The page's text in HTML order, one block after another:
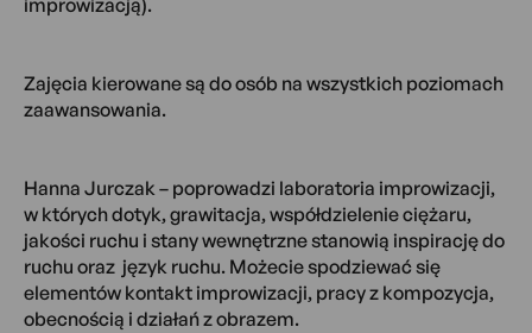
improwizacją).
Zajęcia kierowane są do osób na wszystkich poziomach
zaawansowania.
Hanna Jurczak – poprowadzi laboratoria improwizacji,
w których dotyk, grawitacja, współdzielenie ciężaru,
jakości ruchu i stany wewnętrzne stanowią inspirację do
ruchu oraz język ruchu. Możecie spodziewać się
elementów kontakt improwizacji, pracy z kompozycja,
obecnością i działań z obrazem.